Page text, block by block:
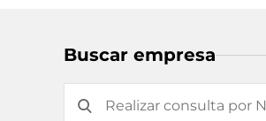
Buscar empresa